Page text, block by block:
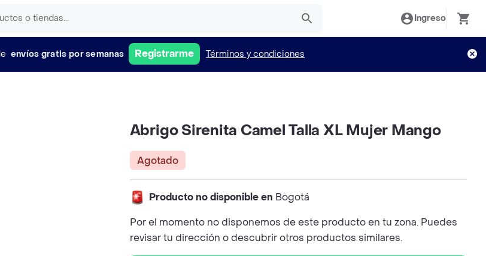
Ingreso
envíos gratis por semanas Registrarme Términos y condiciones
Abrigo Sirenita Camel Talla XL Mujer Mango
Agotado
Producto no disponible en Bogotá
Por el momento no disponemos de este producto en tu zona. Puedes
revisar tu dirección o descubrir otros productos similares.